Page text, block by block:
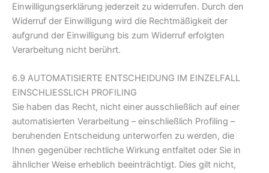
Einwilligungserklärung jederzeit zu widerrufen. Durch den
Widerruf der Einwilligung wird die Rechtmäßigkeit der
aufgrund der Einwilligung bis zum Widerruf erfolgten
Verarbeitung nicht berührt.
6.9 AUTOMATISIERTE ENTSCHEIDUNG IM EINZELFALL
EINSCHLIESSLICH PROFILING
Sie haben das Recht, nicht einer ausschließlich auf einer
automatisierten Verarbeitung – einschließlich Profiling –
beruhenden Entscheidung unterworfen zu werden, die
Ihnen gegenüber rechtliche Wirkung entfaltet oder Sie in
ähnlicher Weise erheblich beeinträchtigt. Dies gilt nicht,